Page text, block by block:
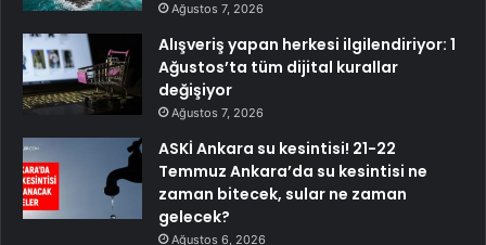
Ağustos 7, 2026
Alışveriş yapan herkesi ilgilendiriyor: 1
Ağustos’ta tüm dijital kurallar
değişiyor
Ağustos 7, 2026
ASKİ Ankara su kesintisi! 21-22
Temmuz Ankara’da su kesintisi ne
zaman bitecek, sular ne zaman
gelecek?
Ağustos 6, 2026